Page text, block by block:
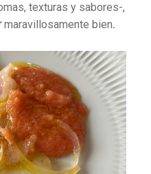
texturas y sabores-,
maravillosamente bien.